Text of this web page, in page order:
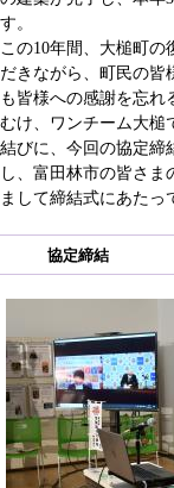
す。
この10年間、大槌町の
だきながら、町民の皆
も皆様への感謝を忘れ
むけ、ワンチーム大槌
結びに、今回の協定締
し、富田林市の皆さま
まして締結式にあたっ
協定締結